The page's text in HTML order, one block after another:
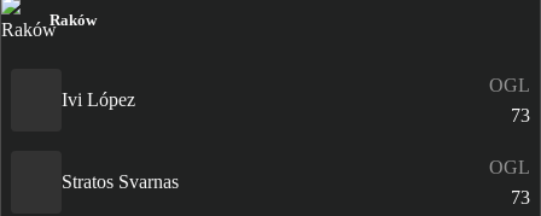
Raków
Ivi López
OGL
73
Stratos Svarnas
OGL
73